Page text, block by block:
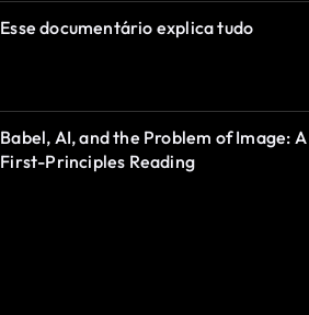
Esse documentário explica tudo
Babel, AI, and the Problem of Image: A
First-Principles Reading